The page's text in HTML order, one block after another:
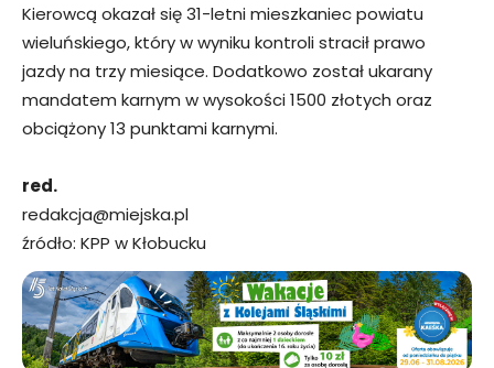
Kierowcą okazał się 31-letni mieszkaniec powiatu
wieluńskiego, który w wyniku kontroli stracił prawo
jazdy na trzy miesiące. Dodatkowo został ukarany
mandatem karnym w wysokości 1500 złotych oraz
obciążony 13 punktami karnymi.
red.
redakcja@miejska.pl
źródło: KPP w Kłobucku